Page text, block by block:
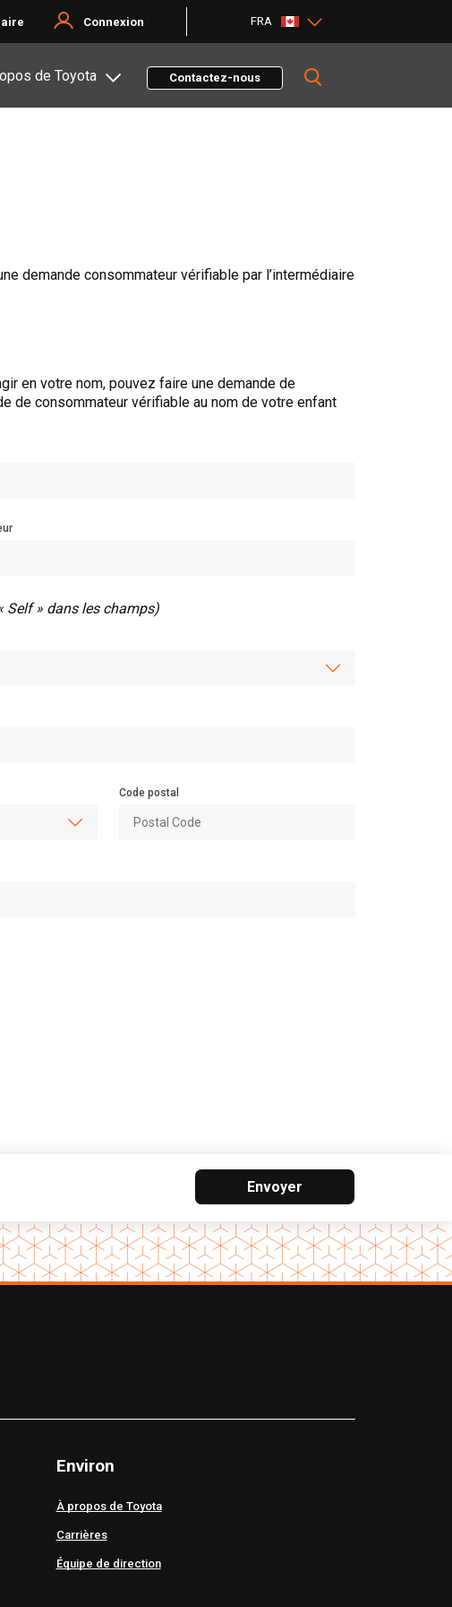
Connexion FRA
de Toyota Contactez-nous
demande consommateur vérifiable par l’intermédiaire
en votre nom, pouvez faire une demande de
de consommateur vérifiable au nom de votre enfant
Self » dans les champs)
Code postal
Envoyer
Environ
À propos de Toyota
Carrières
Équipe de direction